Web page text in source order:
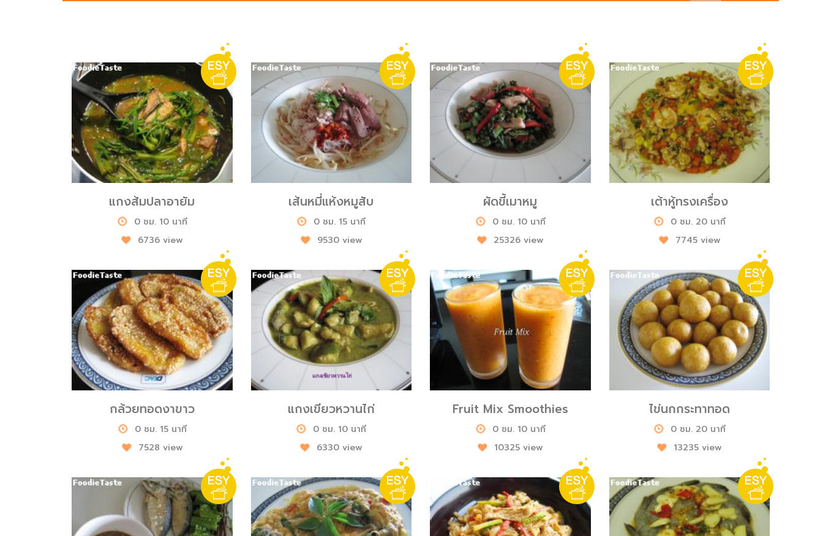
แกงส้มปลาอายัม
0 ชม. 10 นาที
6736 view
เส้นหมี่แห้งหมูสับ
0 ชม. 15 นาที
9530 view
ผัดขี้เมาหมู
0 ชม. 10 นาที
25326 view
เต้าหู้ทรงเครื่อง
0 ชม. 20 นาที
7745 view
กล้วยทอดงาขาว
0 ชม. 15 นาที
7528 view
แกงเขียวหวานไก่
0 ชม. 10 นาที
6330 view
Fruit Mix Smoothies
0 ชม. 10 นาที
10325 view
ไข่นกกระทาทอด
0 ชม. 20 นาที
13235 view